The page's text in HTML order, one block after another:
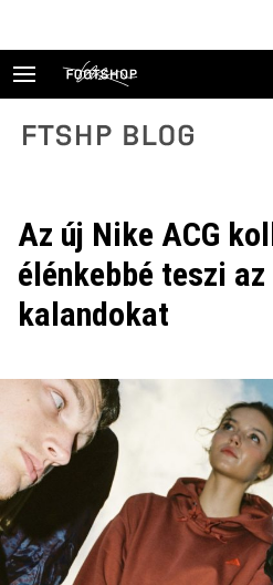
FTSHP blog
Az új Nike ACG
élénkebbé teszi
kalandokat